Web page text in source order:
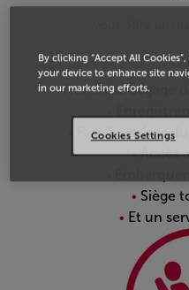
Franchise bagage
Fast Track lors
Accès
Siège
Et un
By clicking “Accept All
your device to enhance site
in our marketing efforts.
Cookies Settings